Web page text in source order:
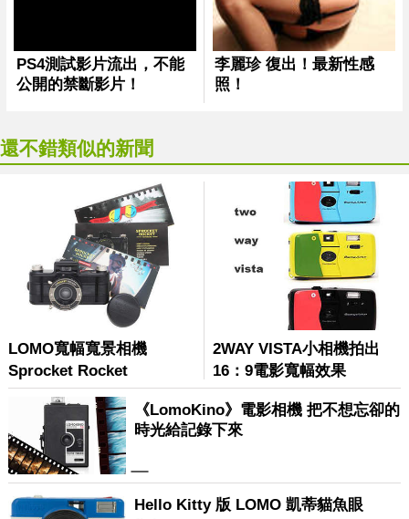
還不錯類似的新聞